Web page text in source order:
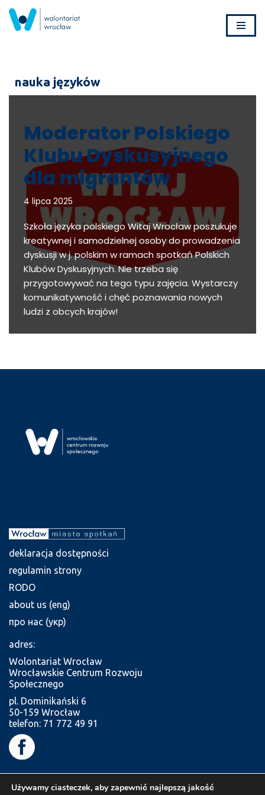
Przejdź
nauka języków
Moderator Polskiego
Klubu Dyskusyjnego
dla migrantów
4 lipca 2025
Szkoła języka polskiego Witaj Wrocław poszukuje
kreatywnej i samodzielnej osoby do prowadzenia
dyskusji w j. polskim w ramach spotkań Polskich
Klubów Dyskusyjnych. Nie trzeba się
przygotowywać na tego typu zajęcia. Wystarczy
komunikatywność i chęć poznawania nowych
ludzi z obcych krajów!
deklaracja dostępności
regulamin strony
RODO
about us (eng)
про нас (укр)
adres:
Wolontariat Wrocław
Wrocławskie Centrum Rozwoju
Społecznego
pl. Dominikański 6
50-159 Wrocław
telefon: 71 772 49 91
Używamy ciasteczek, aby zapewnić najlepszą jakość